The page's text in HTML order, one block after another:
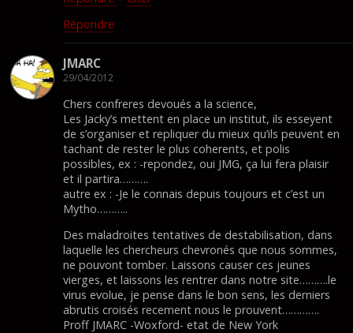
Répondre
JMARC
29/04/2012
Chers confreres devoués a la science,
Les Jacky’s mettent en place un institut, ils esseyent
de s’organiser et repliquer du mieux qu’ils peuvent en
tachant de rester le plus coherents, et polis
possibles, ex : -repondez, oui JMG, ça lui fera plaisir
et il partira……….
autre ex : -Je le connais depuis toujours et c’est un
Mytho………..
Des maladroites tentatives de destabilisation, dans
laquelle les chercheurs chevronés que nous sommes,
ne pouvont tomber. Laissons causer ces jeunes
vierges, et laissons les rentrer dans notre site……….le
virus evolue, je pense dans le bon sens, les derniers
abrutis croisés recement nous le prouvent………….
Proff JMARC -Woxford- etat de New York